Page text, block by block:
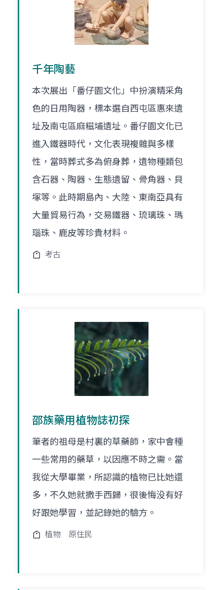
千年陶藝
本次展出「番仔園文化」中扮演精采角
色的日用陶器，標本選自西屯區惠來遺
址及南屯區麻糍埔遺址。番仔園文化已
進入鐵器時代，文化表現複雜與多樣
性，當時葬式多為俯身葬，遺物種類包
含石器、陶器、生態遺留、骨角器、貝
塚等。此時期島內、大陸、東南亞具有
大量貿易行為，交易鐵器、琉璃珠、瑪
瑙珠、鹿皮等珍貴材料。
考古
邵族藥用植物誌初探
筆者的祖母是村裏的草藥師，家中會種
一些常用的藥草，以因應不時之需。當
我從大學畢業，所認識的植物已比她還
多，不久她就撒手西歸，很後悔没有好
好跟她學習，並記錄她的驗方。
植物 原住民